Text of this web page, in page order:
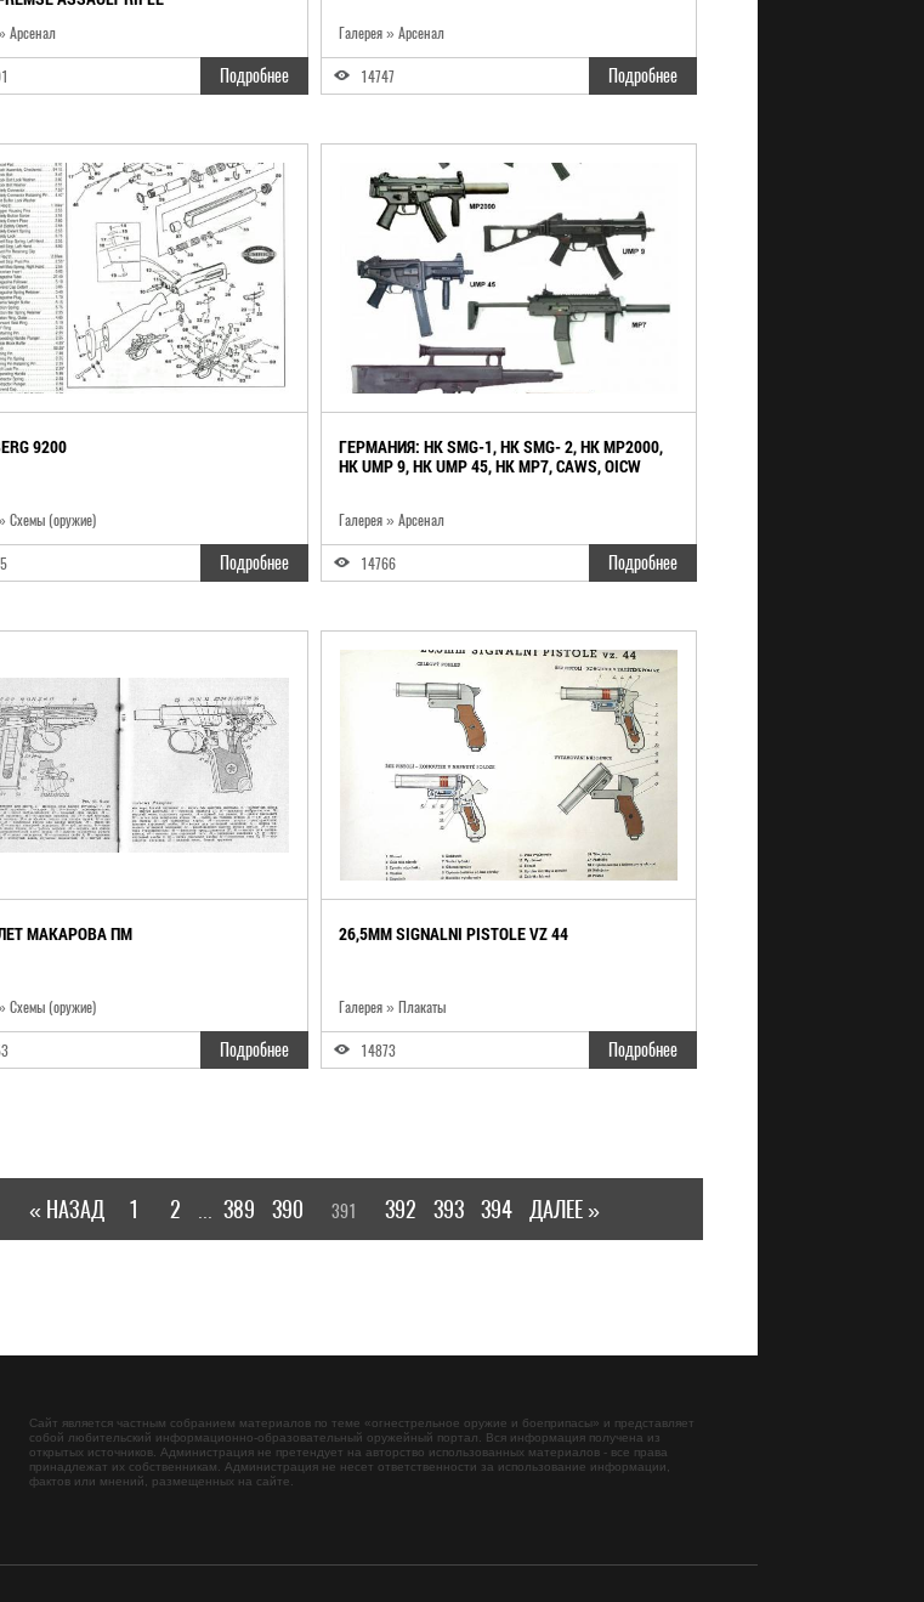
Арсенал
Подробнее
Галерея » Арсенал
14747 Подробнее
9200
Схемы (оружие)
Подробнее
ГЕРМАНИЯ: HK SMG-1, HK SMG- 2, HK MP2000,
HK UMP 9, HK UMP 45, HK MP7, CAWS, OICW
Галерея » Арсенал
14766 Подробнее
МАКАРОВА ПМ
Схемы (оружие)
Подробнее
26,5MM SIGNALNI PISTOLE VZ 44
Галерея » Плакаты
14873 Подробнее
« НАЗАД 1 2 389 390 391 392 393 394 ДАЛЕЕ »
Сайт является частным собранием материалов по теме «огнестрельное оружие и боеприпасы » и представляет
собой любительский информационно-образовательный оружейный портал. Вся информация получена из
открытых источников. Администрация не претендует на авторство использованных материалов - все права
принадлежат их собственникам. Администрация не несет ответственности за использование информации,
фактов или мнений, размещенных на сайте.